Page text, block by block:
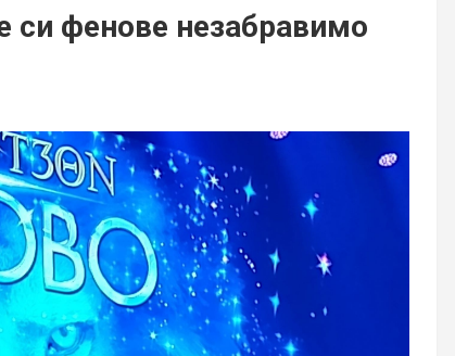
си фенове незабравимо